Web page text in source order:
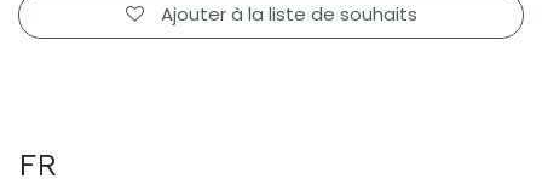
Ajouter à la liste de souhaits
FR